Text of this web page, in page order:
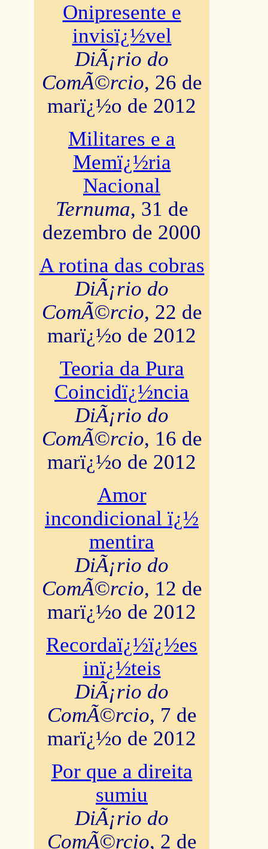
Onipresente e
invisï¿½vel
DiÃ¡rio do
ComÃ©rcio, 26 de
marï¿½o de 2012
Militares e a
Memï¿½ria
Nacional
Ternuma, 31 de
dezembro de 2000
A rotina das cobras
DiÃ¡rio do
ComÃ©rcio, 22 de
marï¿½o de 2012
Teoria da Pura
Coincidï¿½ncia
DiÃ¡rio do
ComÃ©rcio, 16 de
marï¿½o de 2012
Amor
incondicional ï¿½
mentira
DiÃ¡rio do
ComÃ©rcio, 12 de
marï¿½o de 2012
Recordaï¿½ï¿½es
inï¿½teis
DiÃ¡rio do
ComÃ©rcio, 7 de
marï¿½o de 2012
Por que a direita
sumiu
DiÃ¡rio do
ComÃ©rcio, 2 de